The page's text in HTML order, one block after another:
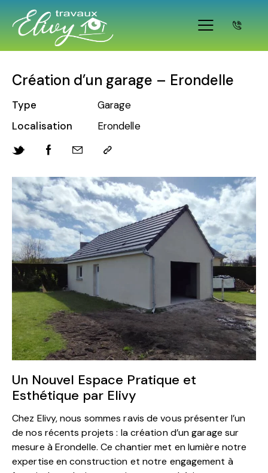
Création d’un garage – Erondelle
Un Nouvel Espace Pratique et
Esthétique par Elivy
Chez Elivy, nous sommes ravis de vous présenter l’un
de nos récents projets : la création d’un garage sur
mesure à Erondelle. Ce chantier met en lumière notre
expertise en construction et notre engagement à
Type
Garage
Localisation
Erondelle